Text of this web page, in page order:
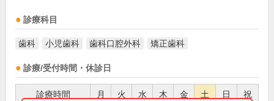
診療科目
歯科 小児歯科 歯科口腔外科 矯正歯科
診療/受付時間・休診日
診療時間 月 火 水 木 金 土 日 祝